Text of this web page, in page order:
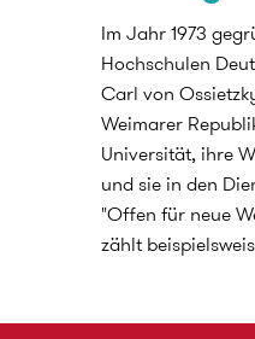
Im Jahr 1973
Hochschulen
Carl von
Weimarer
Universität, ihre
und sie in den
"Offen für neue
zählt